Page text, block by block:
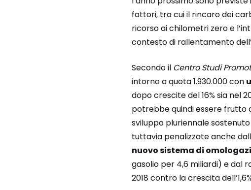
fattori, tra cui il rincaro dei
ricorso ai chilometri zero e
contesto di rallentamento
Secondo il Centro Studi
intorno a quota 1.930.000 con
dopo crescite del 16% sia nel
potrebbe quindi essere frutto
sviluppo pluriennale
tuttavia penalizzate anche
nuovo sistema di
gasolio per 4,6 miliardi) e dal
2018 contro la crescita